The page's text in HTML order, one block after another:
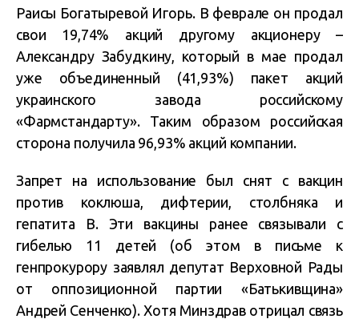
Раисы Богатыревой Игорь. В феврале он продал
свои 19,74% акций другому акционеру –
Александру Забудкину, который в мае продал
уже объединенный (41,93%) пакет акций
украинского завода российскому
«Фармстандарту». Таким образом российская
сторона получила 96,93% акций компании.
Запрет на использование был снят с вакцин
против коклюша, дифтерии, столбняка и
гепатита B. Эти вакцины ранее связывали с
гибелью 11 детей (об этом в письме к
генпрокурору заявлял депутат Верховной Рады
от оппозиционной партии «Батькивщина»
Андрей Сенченко). Хотя Минздрав отрицал связь